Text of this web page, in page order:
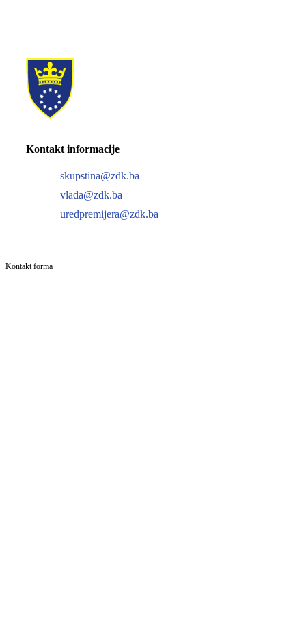
Kontakt informacije
skupstina@zdk.ba
vlada@zdk.ba
uredpremijera@zdk.ba
Kontakt forma